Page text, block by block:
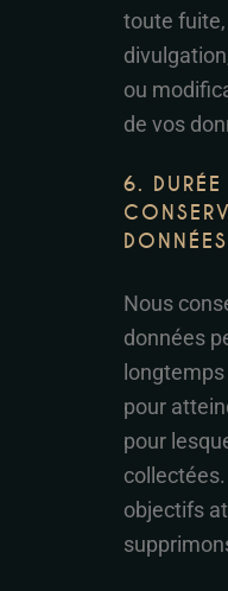
toute
ou
de vos
6. DURÉE
Nous
données
pour
pour
objectifs